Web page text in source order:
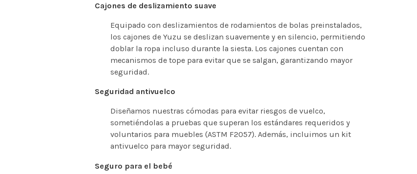
Cajones de deslizamiento suave
Equipado con deslizamientos de rodamientos de bolas preinstalados,
los cajones de Yuzu se deslizan suavemente y en silencio, permitiendo
doblar la ropa incluso durante la siesta. Los cajones cuentan con
mecanismos de tope para evitar que se salgan, garantizando mayor
seguridad.
Seguridad antivuelco
Diseñamos nuestras cómodas para evitar riesgos de vuelco,
sometiéndolas a pruebas que superan los estándares requeridos y
voluntarios para muebles (ASTM F2057). Además, incluimos un kit
antivuelco para mayor seguridad.
Seguro para el bebé